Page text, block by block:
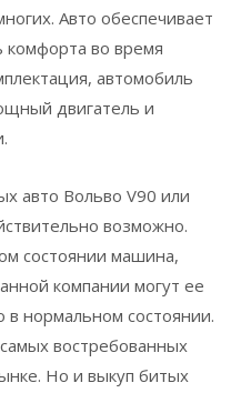
Авто обеспечивает
во время
автомобиль
двигатель и
авто Вольво V90 или
возможно.
состоянии машина,
компании могут ее
в нормальном состоянии.
востребованных
Но и выкуп битых